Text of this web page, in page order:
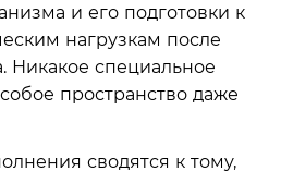
и его подготовки к
нагрузкам после
Никакое специальное
пространство даже
сводятся к тому,